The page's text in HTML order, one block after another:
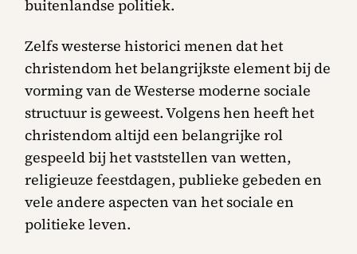
buitenlandse politiek.
Zelfs westerse historici menen dat het
christendom het belangrijkste element bij de
vorming van de Westerse moderne sociale
structuur is geweest. Volgens hen heeft het
christendom altijd een belangrijke rol
gespeeld bij het vaststellen van wetten,
religieuze feestdagen, publieke gebeden en
vele andere aspecten van het sociale en
politieke leven.